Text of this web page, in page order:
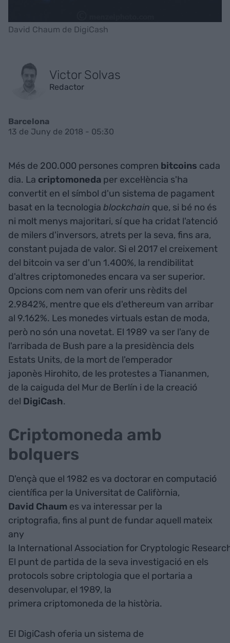
David Chaum de DigiCash
Victor Solvas
Redactor
Barcelona
13 de Juny de 2018 - 05:30
Més de 200.000 persones compren bitcoins cada
dia. La criptomoneda per excel·lència s'ha
convertit en el símbol d'un sistema de pagament
basat en la tecnologia blockchain que, si bé no és
ni molt menys majoritari, sí que ha cridat l'atenció
de milers d'inversors, atrets per la seva, fins ara,
constant pujada de valor. Si el 2017 el creixement
del bitcoin va ser d'un 1.400%, la rendibilitat
d'altres criptomonedes encara va ser superior.
Opcions com nem van oferir uns rèdits del
2.9842%, mentre que els d'ethereum van arribar
al 9.162%. Les monedes virtuals estan de moda,
però no són una novetat. El 1989 va ser l'any de
l'arribada de Bush pare a la presidència dels
Estats Units, de la mort de l'emperador
japonès Hirohito, de les protestes a Tiananmen,
de la caiguda del Mur de Berlín i de la creació
del DigiCash.
Criptomoneda amb
bolquers
D'ençà que el 1982 es va doctorar en computació
científica per la Universitat de Califòrnia,
David Chaum es va interessar per la
criptografia, fins al punt de fundar aquell mateix
any
la International Association for Cryptologic
El punt de partida de la seva investigació en els
protocols sobre criptologia que el portaria a
desenvolupar, el 1989, la
primera criptomoneda de la història.
El DigiCash oferia un sistema de